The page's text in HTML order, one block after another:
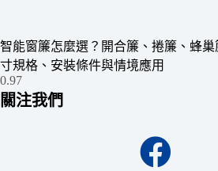
智能窗簾怎麼選？開合簾、捲簾、蜂巢
寸規格、安裝條件與情境應用
關注我們